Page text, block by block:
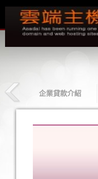
企業貸款介紹